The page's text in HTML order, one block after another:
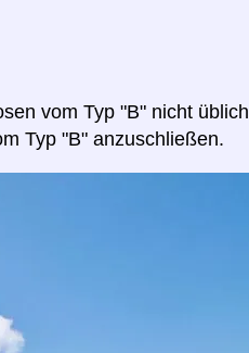
vom Typ "B" nicht üblich
Typ "B" anzuschließen.